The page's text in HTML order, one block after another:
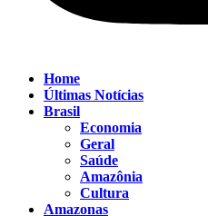
Home
Últimas Notícias
Brasil
Economia
Geral
Saúde
Amazônia
Cultura
Amazonas